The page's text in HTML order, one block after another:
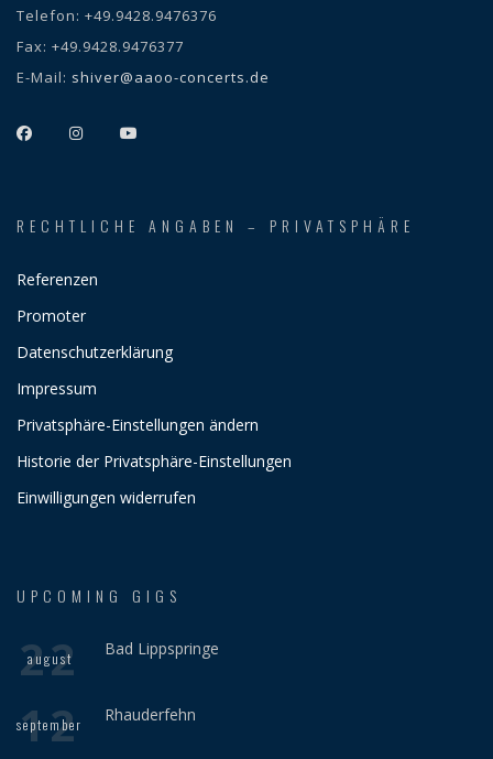
Telefon: +49.9428.9476376
Fax: +49.9428.9476377
E-Mail: shiver@aaoo-concerts.de
RECHTLICHE ANGABEN – PRIVATSPHÄRE
Referenzen
Promoter
Datenschutzerklärung
Impressum
Privatsphäre-Einstellungen ändern
Historie der Privatsphäre-Einstellungen
Einwilligungen widerrufen
UPCOMING GIGS
22
august Bad Lippspringe
12
september Rhauderfehn